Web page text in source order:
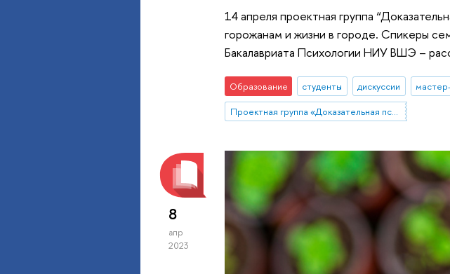
14 апреля проектная группа
горожанам и жизни в городе. Спикеры
Бакалавриата Психологии НИУ ВШЭ –
Образование студенты дискуссии
Проектная группа «Доказательная психология офисной среды»
8
апр
2023